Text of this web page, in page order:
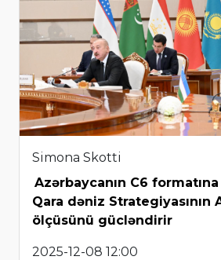
Simona Skotti
Azərbaycanın C6
Qara dəniz Strategiyasının
ölçüsünü gücləndirir
2025-12-08 12:00